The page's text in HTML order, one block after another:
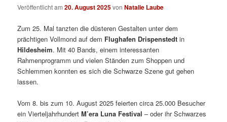
Veröffentlicht am20. August 2025vonNatalie Laube
Zum 25. Mal tanzten die düsteren Gestalten unter dem
prächtigen Vollmond auf dem Flughafen Drispenstedt in
Hildesheim. Mit 40 Bands, einem interessanten
Rahmenprogramm und vielen Ständen zum Shoppen und
Schlemmen konnten es sich die Schwarze Szene gut gehen
lassen.
Vom 8. bis zum 10. August 2025 feierten circa 25.000 Besucher
ein VierteljahrhundertM’era Luna Festival – oder ihr Schwarzes